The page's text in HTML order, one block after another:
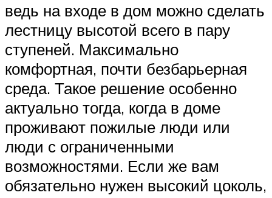
ведь на входе в дом можно сделать
лестницу высотой всего в пару
ступеней. Максимально
комфортная, почти безбарьерная
среда. Такое решение особенно
актуально тогда, когда в доме
проживают пожилые люди или
люди с ограниченными
возможностями. Если же вам
обязательно нужен высокий цоколь,